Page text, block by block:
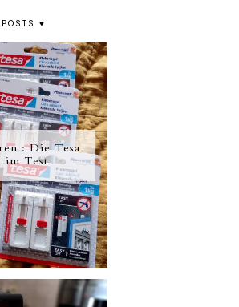
♥
: Die Tesa
im Test